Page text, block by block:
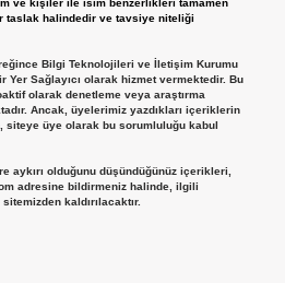
ve kişiler ile isim benzerlikleri tamamen
taslak halindedir ve tavsiye niteliği
Bilgi Teknolojileri ve İletişim Kurumu
Yer Sağlayıcı olarak hizmet vermektedir. Bu
olarak denetleme veya araştırma
Ancak, üyelerimiz yazdıkları içeriklerin
siteye üye olarak bu sorumluluğu kabul
aykırı olduğunu düşündüğünüz içerikleri,
adresine bildirmeniz halinde, ilgili
kaldırılacaktır.